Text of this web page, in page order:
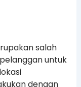
salah
untuk
dengan